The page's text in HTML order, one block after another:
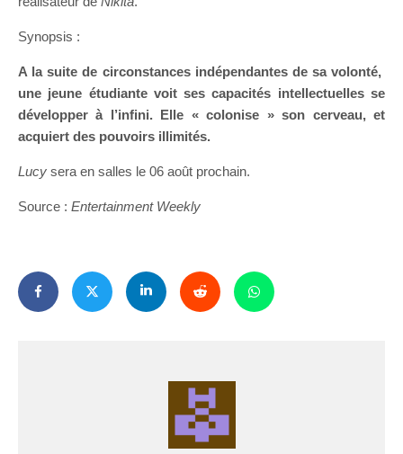
Synopsis :
A la suite de circonstances indépendantes de sa volonté,
une jeune étudiante voit ses capacités intellectuelles se
développer à l’infini. Elle « colonise » son cerveau, et
acquiert des pouvoirs illimités.
Lucy sera en salles le 06 août prochain.
Source : Entertainment Weekly